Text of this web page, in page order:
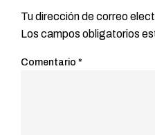
Tu dirección de correo
Los campos obligatorios
Comentario *